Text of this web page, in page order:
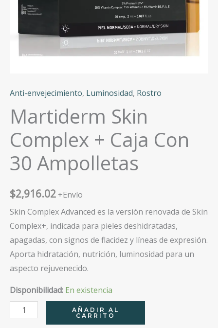
Anti-envejecimiento, Luminosidad, Rostro
Martiderm Skin
Complex + Caja Con
30 Ampolletas
$2,916.02 +Envío
Skin Complex Advanced es la versión renovada de Skin
Complex+, indicada para pieles deshidratadas,
apagadas, con signos de flacidez y líneas de expresión.
Aporta hidratación, nutrición, luminosidad para un
aspecto rejuvenecido.
Disponibilidad: En existencia
Martiderm
Skin
AÑADIR AL
CARRITO